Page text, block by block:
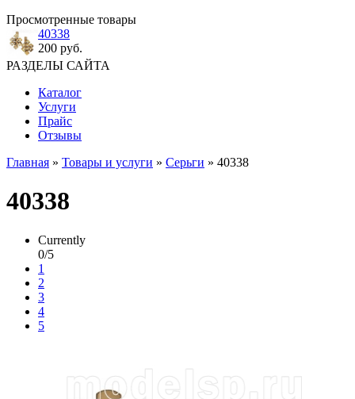
Просмотренные товары
40338
200 руб.
РАЗДЕЛЫ САЙТА
Каталог
Услуги
Прайс
Отзывы
Главная » Товары и услуги » Серьги » 40338
40338
Currently
0/5
1
2
3
4
5